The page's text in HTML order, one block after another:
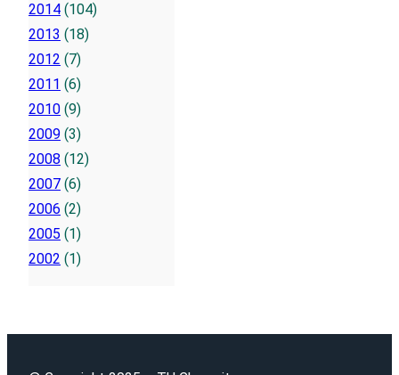
2014 (104)
2013 (18)
2012 (7)
2011 (6)
2010 (9)
2009 (3)
2008 (12)
2007 (6)
2006 (2)
2005 (1)
2002 (1)